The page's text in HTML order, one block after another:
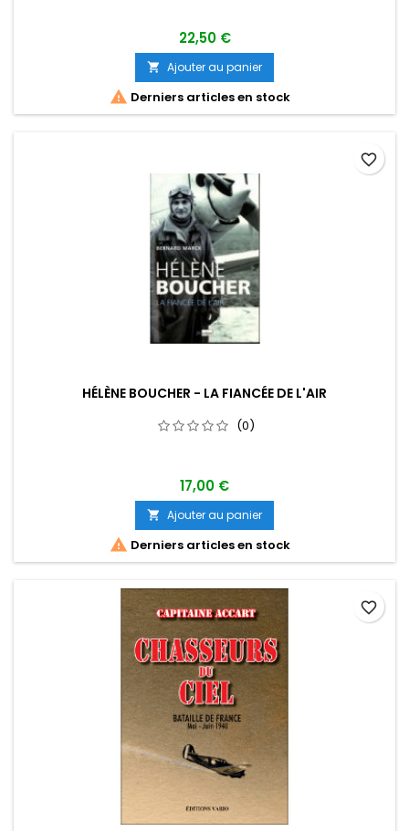
22,50 €
 Ajouter au panier
 Derniers articles en stock
HÉLÈNE BOUCHER - LA FIANCÉE DE L'AIR
(0)
17,00 €
 Ajouter au panier
 Derniers articles en stock
favorite_border
favorite_border